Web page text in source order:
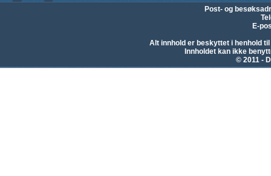
Post- og
E-
Alt innhold er beskyttet i henhold
Innholdet kan ikke
© 2011 -